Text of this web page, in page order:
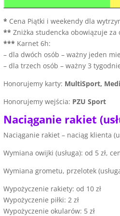
* Cena Piątki i weekendy dla
** Zniżka studencka obowiązuje
*** Karnet 6h:
– dla dwóch osób – ważny jeden
– dla trzech osób – ważny 3
Honorujemy karty: MultiSport,
Honorujemy wejścia: PZU Sport
Naciąganie rakiet
Naciąganie rakiet – naciąg klienta
Wymiana owijki (usługa): od 5 zł,
Wymiana grometu, przelotek
Wypożyczenie rakiety: od 10 zł
Wypożyczenie piłki: 2 zł
Wypożyczenie okularów: 5 zł